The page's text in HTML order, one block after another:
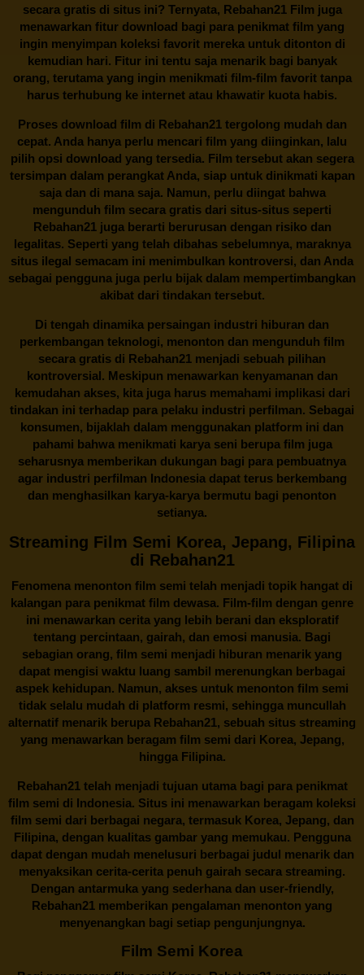
secara gratis di situs ini? Ternyata, Rebahan21 Film juga
menawarkan fitur download bagi para penikmat film yang
ingin menyimpan koleksi favorit mereka untuk ditonton di
kemudian hari. Fitur ini tentu saja menarik bagi banyak
orang, terutama yang ingin menikmati film-film favorit tanpa
harus terhubung ke internet atau khawatir kuota habis.
Proses download film di Rebahan21tergolong mudah dan
cepat. Anda hanya perlu mencari film yang diinginkan, lalu
pilih opsi download yang tersedia. Film tersebut akan segera
tersimpan dalam perangkat Anda, siap untuk dinikmati kapan
saja dan di mana saja. Namun, perlu diingat bahwa
mengunduh film secara gratis dari situs-situs seperti
Rebahan21 juga berarti berurusan dengan risiko dan
legalitas. Seperti yang telah dibahas sebelumnya, maraknya
situs ilegal semacam ini menimbulkan kontroversi, dan Anda
sebagai pengguna juga perlu bijak dalam mempertimbangkan
akibat dari tindakan tersebut.
Di tengah dinamika persaingan industri hiburan dan
perkembangan teknologi, menonton dan mengunduh film
secara gratis di Rebahan21 menjadi sebuah pilihan
kontroversial. Meskipun menawarkan kenyamanan dan
kemudahan akses, kita juga harus memahami implikasi dari
tindakan ini terhadap para pelaku industri perfilman. Sebagai
konsumen, bijaklah dalam menggunakan platform ini dan
pahami bahwa menikmati karya seni berupa film juga
seharusnya memberikan dukungan bagi para pembuatnya
agar industri perfilman Indonesia dapat terus berkembang
dan menghasilkan karya-karya bermutu bagi penonton
setianya.
Streaming Film Semi Korea, Jepang, Filipina
di Rebahan21
Fenomena menonton film semi telah menjadi topik hangat di
kalangan para penikmat film dewasa. Film-film dengan genre
ini menawarkan cerita yang lebih berani dan eksploratif
tentang percintaan, gairah, dan emosi manusia. Bagi
sebagian orang, film semi menjadi hiburan menarik yang
dapat mengisi waktu luang sambil merenungkan berbagai
aspek kehidupan. Namun, akses untuk menonton film semi
tidak selalu mudah di platform resmi, sehingga muncullah
alternatif menarik berupa Rebahan21, sebuah situs streaming
yang menawarkan beragam film semi dari Korea, Jepang,
hingga Filipina.
Rebahan21telah menjadi tujuan utama bagi para penikmat
film semi di Indonesia. Situs ini menawarkan beragam koleksi
film semi dari berbagai negara, termasuk Korea, Jepang, dan
Filipina, dengan kualitas gambar yang memukau. Pengguna
dapat dengan mudah menelusuri berbagai judul menarik dan
menyaksikan cerita-cerita penuh gairah secara streaming.
Dengan antarmuka yang sederhana dan user-friendly,
Rebahan21 memberikan pengalaman menonton yang
menyenangkan bagi setiap pengunjungnya.
Film Semi Korea